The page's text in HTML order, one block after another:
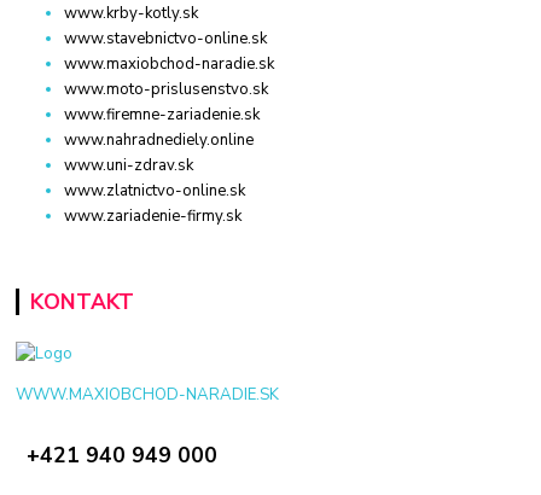
www.krby-kotly.sk
www.stavebnictvo-online.sk
www.maxiobchod-naradie.sk
www.moto-prislusenstvo.sk
www.firemne-zariadenie.sk
www.nahradnediely.online
www.uni-zdrav.sk
www.zlatnictvo-online.sk
www.zariadenie-firmy.sk
KONTAKT
WWW.MAXIOBCHOD-NARADIE.SK
+421 940 949 000